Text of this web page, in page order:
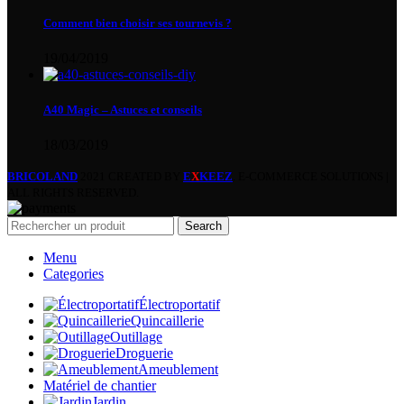
Comment bien choisir ses tournevis ?
A40 Magic – Astuces et conseils
BRICOLAND EXKEEZ
Search
Menu
Categories
Électroportatif
Quincaillerie
Outillage
Droguerie
Ameublement
Matériel de chantier